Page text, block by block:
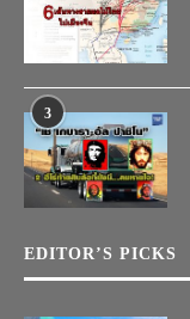
3
EDITOR’S PICKS